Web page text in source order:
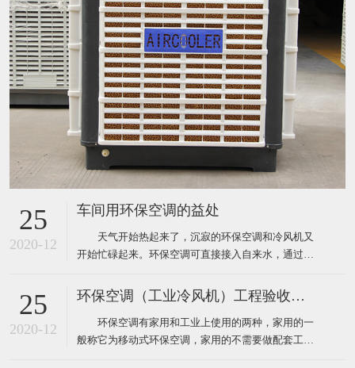
25
2020-12
车间用环保空调的益处
天气开始热起来了，沉寂的环保空调和冷风机又
开始忙碌起来。环保空调可直接接入自来水，通过风
到制冷空调同样的效果，既达到了降温防暑的目的，
又节约了电能和开支，环保空调降温节能一举两得，
现在绝大多数企业都安装了这样的环保空调。下面为
大家介绍厂房降温使用
25
2020-12
环保空调（工业冷风机）工程验收标准
环保空调有家用和工业上使用的两种，家用的一
般称它为移动式环保空调，家用的不需要做配套工